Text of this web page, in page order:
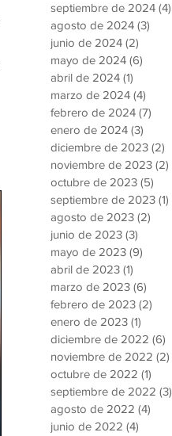
septiembre de 2024 (4)
agosto de 2024 (3)
junio de 2024 (2)
mayo de 2024 (6)
abril de 2024 (1)
marzo de 2024 (4)
febrero de 2024 (7)
enero de 2024 (3)
diciembre de 2023 (2)
noviembre de 2023 (2)
octubre de 2023 (5)
septiembre de 2023 (1)
agosto de 2023 (2)
junio de 2023 (3)
mayo de 2023 (9)
abril de 2023 (1)
marzo de 2023 (6)
febrero de 2023 (2)
enero de 2023 (1)
diciembre de 2022 (6)
noviembre de 2022 (2)
octubre de 2022 (1)
septiembre de 2022 (3)
agosto de 2022 (4)
junio de 2022 (4)